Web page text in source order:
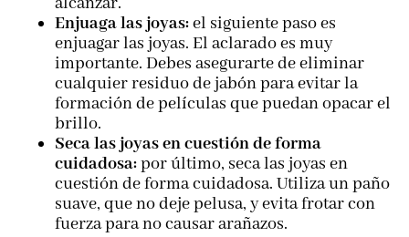
Enjuaga las joyas:el siguiente paso es
enjuagar las joyas. El aclarado es muy
importante. Debes asegurarte de eliminar
cualquier residuo de jabón para evitar la
formación de películas que puedan opacar el
brillo.
Seca las joyas en cuestión de forma
cuidadosa:por último, seca las joyas en
cuestión de forma cuidadosa. Utiliza un paño
suave, que no deje pelusa, y evita frotar con
fuerza para no causar arañazos.